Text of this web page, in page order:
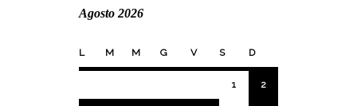
Agosto 2026
L M M G V S D
1 2